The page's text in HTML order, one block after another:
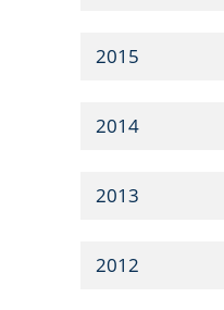
2015
2014
2013
2012